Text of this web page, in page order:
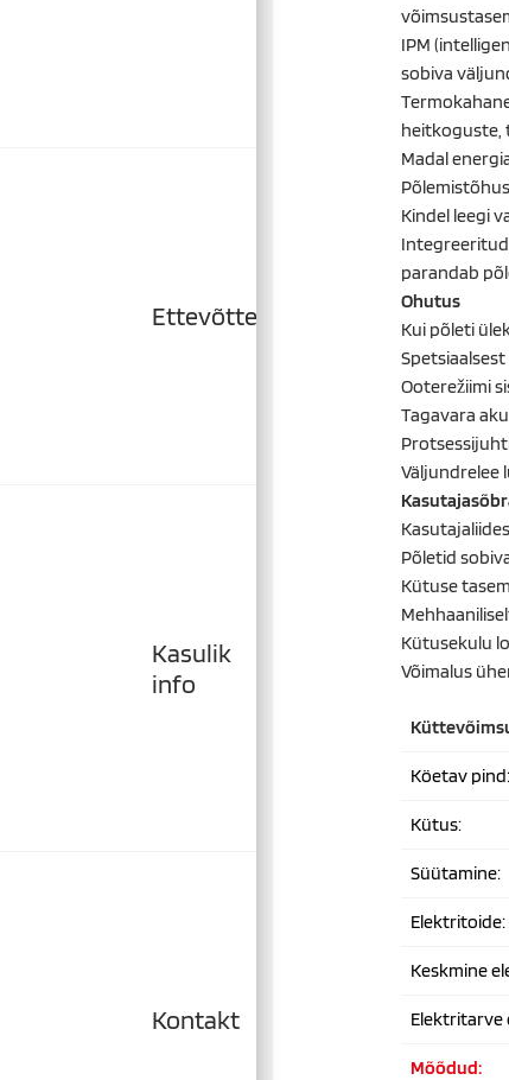
Ettevõttest
Kasulik
info
Kontakt
IPM
sobiva
heitkoguste,
Madal
Kindel leegi
parandab
Ohutus
Kui põleti
Ooterežiimi
Tagavara
Väljundrelee
Põletid
Kütuse
Kütusekulu
Võimalus
Köetav pind:
Kütus:
Süütamine:
Elektritoide:
Keskmine
Elektritarve
Mõõdud: